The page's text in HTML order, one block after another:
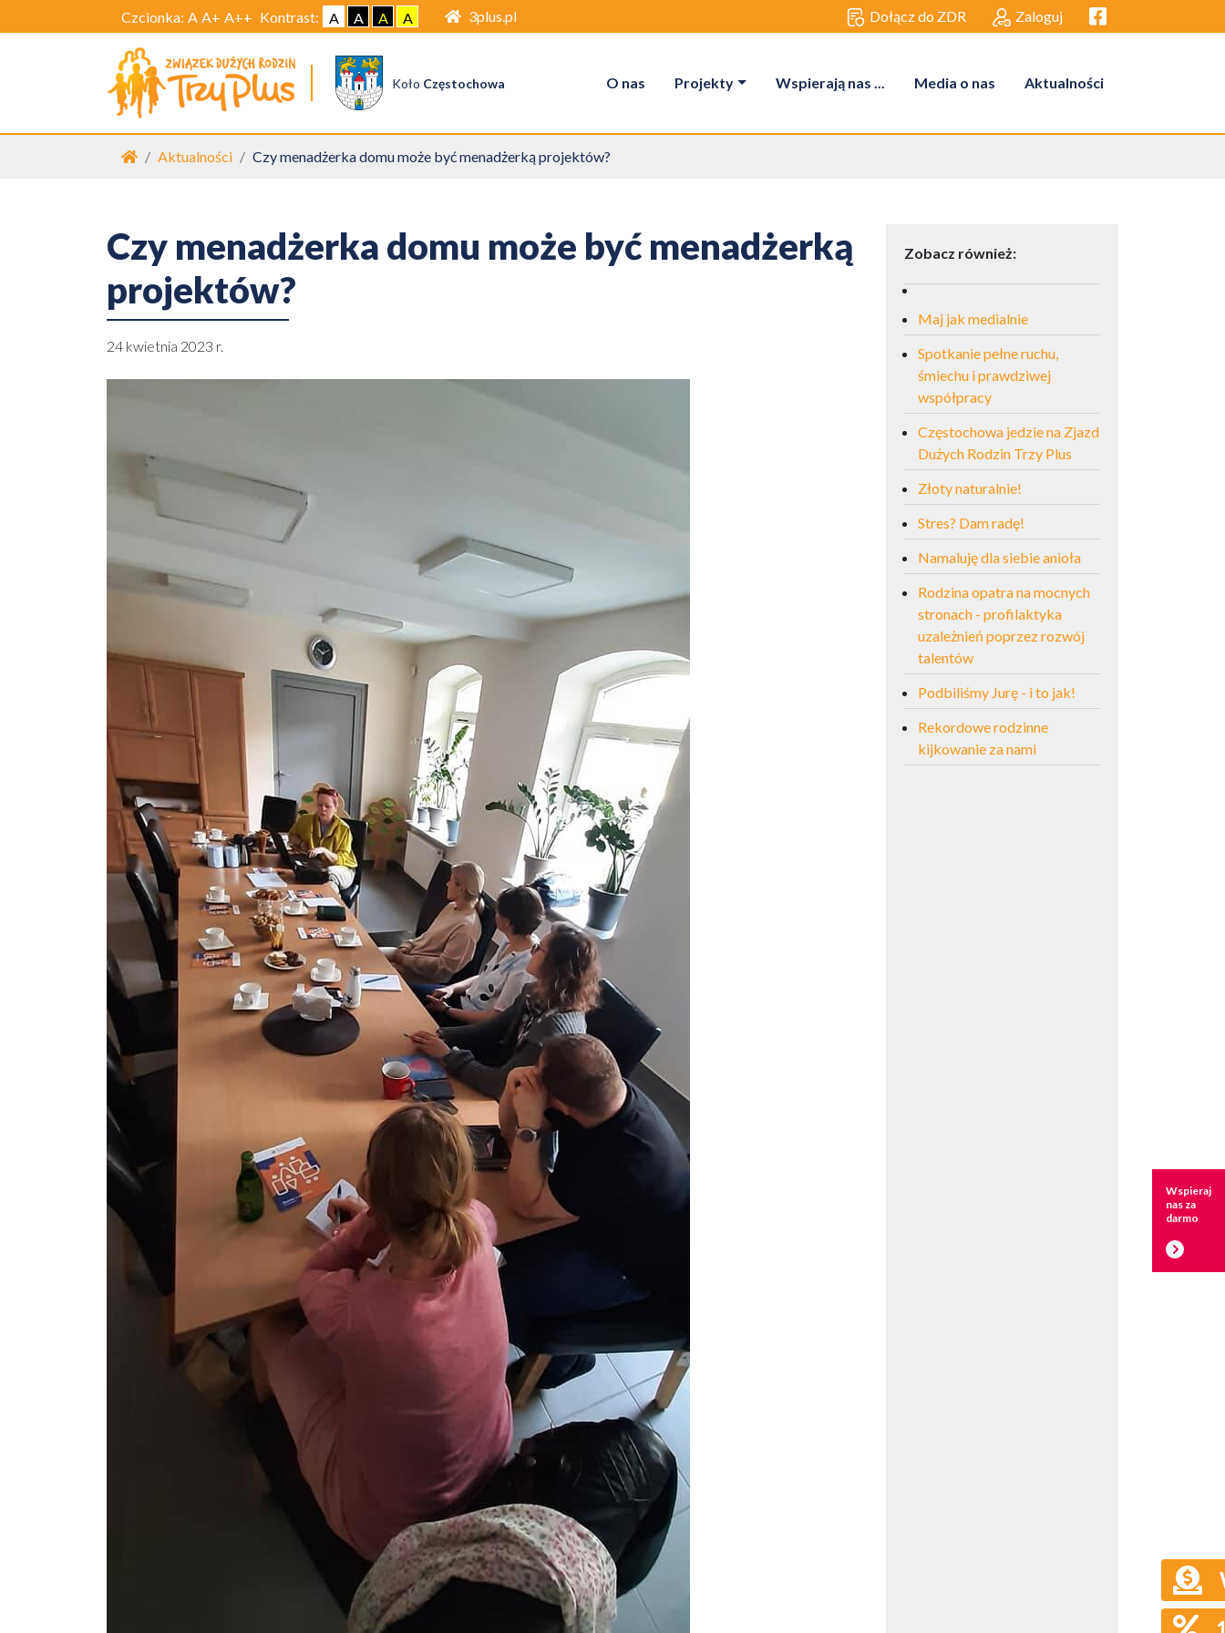
Czcionka: A A+ A++ Kontrast: A A A A 3plus.pl Dołącz do ZDR Zaloguj Facebook link
Koło Częstochowa O nas Projekty Wspierają nas ... Media o nas Aktualności
Strona główna
Aktualności Czy menadżerka domu może być menadżerką projektów?
Czy menadżerka domu może być menadżerką
projektów?
24 kwietnia 2023 r.
Zobacz również:
Maj jak medialnie
Spotkanie pełne ruchu,
śmiechu i prawdziwej
współpracy
Częstochowa jedzie na Zjazd
Dużych Rodzin Trzy Plus
Złoty naturalnie!
Stres? Dam radę!
Namaluję dla siebie anioła
Rodzina opatra na mocnych
stronach - profilaktyka
uzależnień poprzez rozwój
talentów
Podbiliśmy Jurę - i to jak!
Rekordowe rodzinne
kijkowanie za nami
Wspieraj
nas za
darmo